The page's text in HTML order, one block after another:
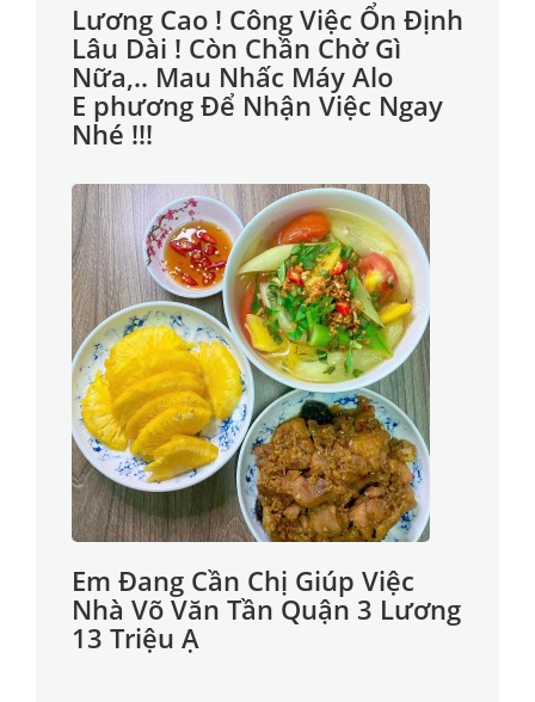
Lương Cao ! Công Việc Ổn Định
Lâu Dài ! Còn Chần Chờ Gì
Nữa,.. Mau Nhấc Máy Alo
E phương Để Nhận Việc Ngay
Nhé !!!
Em Đang Cần Chị Giúp Việc
Nhà Võ Văn Tần Quận 3 Lương
13 Triệu Ạ